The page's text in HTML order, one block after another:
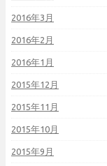
2016年3月
2016年2月
2016年1月
2015年12月
2015年11月
2015年10月
2015年9月